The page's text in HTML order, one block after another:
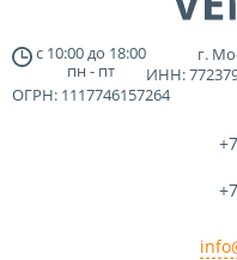
с 10:00до 18:00
пн - пт
г.
ИНН:
ОГРН: 1117746157264